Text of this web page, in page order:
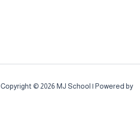
Copyright © 2026 MJ School | Powered by